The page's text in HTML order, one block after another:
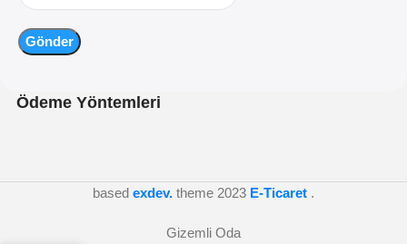
Ödeme Yöntemleri
based exdev. theme 2023 E-Ticaret .
Gizemli Oda